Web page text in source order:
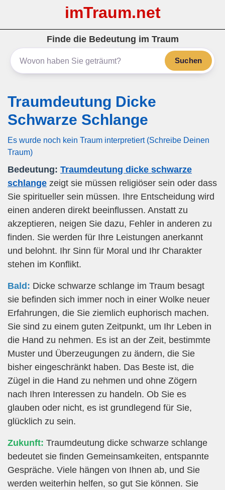
imTraum.net
Finde die Bedeutung im Traum
Suchen
Traumdeutung Dicke
Schwarze Schlange
Es wurde noch kein Traum interpretiert (Schreibe Deinen
Traum)
Bedeutung: Traumdeutung dicke schwarze
schlange zeigt sie müssen religiöser sein oder dass
Sie spiritueller sein müssen. Ihre Entscheidung wird
einen anderen direkt beeinflussen. Anstatt zu
akzeptieren, neigen Sie dazu, Fehler in anderen zu
finden. Sie werden für Ihre Leistungen anerkannt
und belohnt. Ihr Sinn für Moral und Ihr Charakter
stehen im Konflikt.
Bald: Dicke schwarze schlange im Traum besagt
sie befinden sich immer noch in einer Wolke neuer
Erfahrungen, die Sie ziemlich euphorisch machen.
Sie sind zu einem guten Zeitpunkt, um Ihr Leben in
die Hand zu nehmen. Es ist an der Zeit, bestimmte
Muster und Überzeugungen zu ändern, die Sie
bisher eingeschränkt haben. Das Beste ist, die
Zügel in die Hand zu nehmen und ohne Zögern
nach Ihren Interessen zu handeln. Ob Sie es
glauben oder nicht, es ist grundlegend für Sie,
glücklich zu sein.
Zukunft: Traumdeutung dicke schwarze schlange
bedeutet sie finden Gemeinsamkeiten, entspannte
Gespräche. Viele hängen von Ihnen ab, und Sie
werden weiterhin helfen, so gut Sie können. Sie